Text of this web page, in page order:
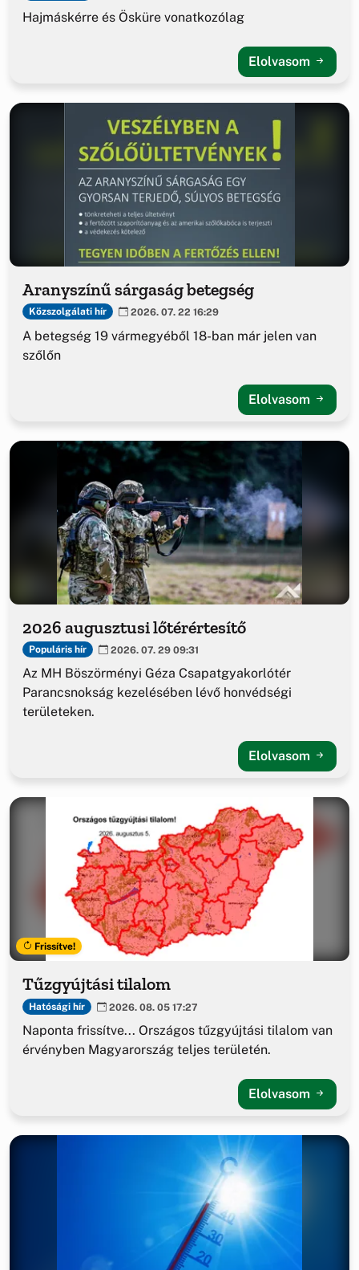
Hajmáskérre és Ösküre vonatkozólag
Elolvasom
Aranyszínű sárgaság betegség
Közszolgálati hír 2026. 07. 22 16:29
A betegség 19 vármegyéből 18-ban már jelen van
szőlőn
Elolvasom
2026 augusztusi lőtérértesítő
Populáris hír 2026. 07. 29 09:31
Az MH Böszörményi Géza Csapatgyakorlótér
Parancsnokság kezelésében lévő honvédségi
területeken.
Elolvasom
Frissítve!
Tűzgyújtási tilalom
Hatósági hír 2026. 08. 05 17:27
Naponta frissítve... Országos tűzgyújtási tilalom van
érvényben Magyarország teljes területén.
Elolvasom